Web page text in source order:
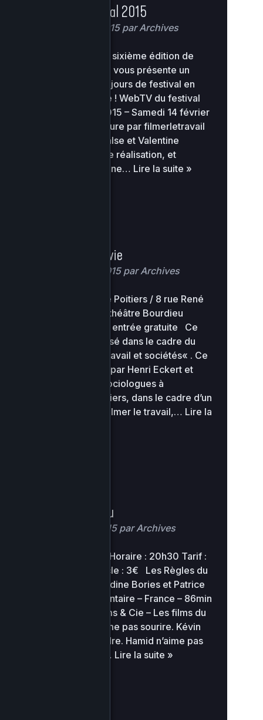
Web TV du festival 2015
18 février 2015 par Archives
Pour clôturer cette sixième édition de
Filmer le travail, on vous présente un
résumé de ces dix jours de festival en
2’30 de visionnage ! WebTV du festival
Filmer le Travail 2015 – Samedi 14 février
Cérémonie de clôture par filmerletravail
Merci à Natacha False et Valentine
Carneiro pour cette réalisation, et
également à Ludivine… Lire la suite »
Elise ou la vraie vie
12 janvier 2015 par Archives
Lieu : Université de Poitiers / 8 rue René
Descartes / Amphithéâtre Bourdieu
Horaire : 17h Tarif : entrée gratuite Ce
film vous ait proposé dans le cadre du
cycle « Cinéma, Travail et sociétés« . Ce
cycle est organisé par Henri Eckert et
Hélène Stevens, sociologues à
l’Université de Poitiers, dans le cadre d’un
partenariat entre Filmer le travail,… Lire la
Les Règles du jeu
8 janvier 2015 par Archives
Lieu : TAP Castille Horaire : 20h30 Tarif :
5€ Bourse spectacle : 3€ Les Règles du
jeu Un film de Claudine Bories et Patrice
Chagnard Documentaire – France – 86min
– 2013 – AGAT Films & Cie – Les films du
Parotier Lolita n’aime pas sourire. Kévin
ne sait pas se vendre. Hamid n’aime pas
les chefs. Thierry… Lire la suite »